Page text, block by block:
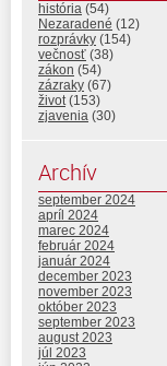
história (54)
Nezaradené (12)
rozprávky (154)
večnosť (38)
zákon (54)
zázraky (67)
život(153)
zjavenia (30)
Archív
september 2024
apríl 2024
marec 2024
február 2024
január 2024
december 2023
november 2023
október 2023
september 2023
august 2023
júl 2023